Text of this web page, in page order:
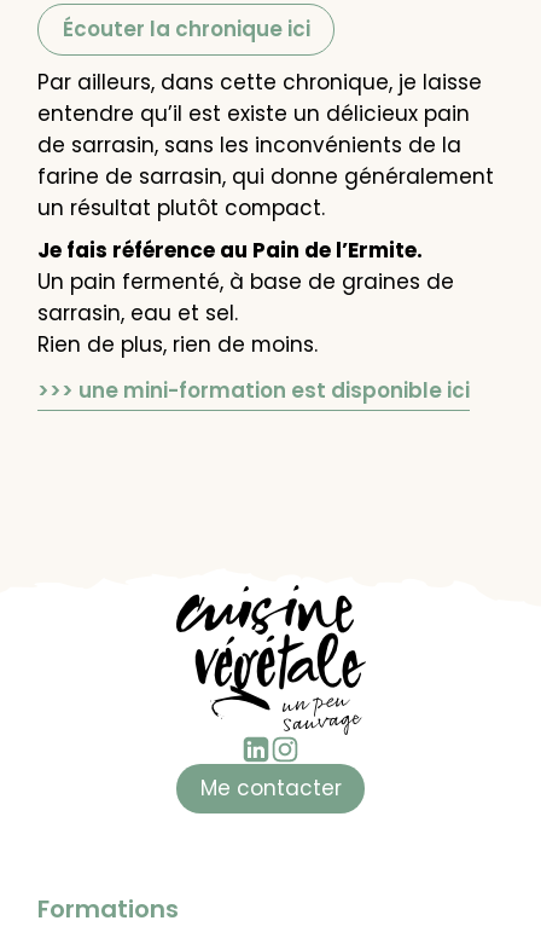
Écouter la chronique ici
Par ailleurs, dans cette chronique, je laisse
entendre qu’il est existe un délicieux pain
de sarrasin, sans les inconvénients de la
farine de sarrasin, qui donne généralement
un résultat plutôt compact.
Je fais référence au Pain de l’Ermite.
Un pain fermenté, à base de graines de
sarrasin, eau et sel.
Rien de plus, rien de moins.
>>> une mini-formation est disponible ici
Me contacter
Formations